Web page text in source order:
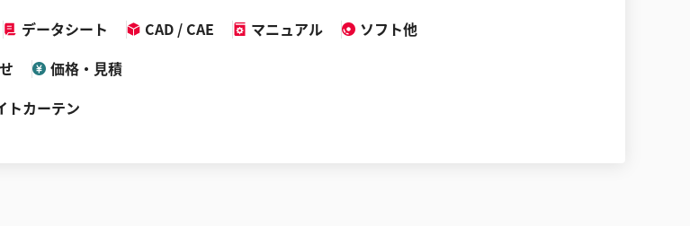
データシート CAD / CAE マニュアル
ソフト他
価格・見積
トカーテン